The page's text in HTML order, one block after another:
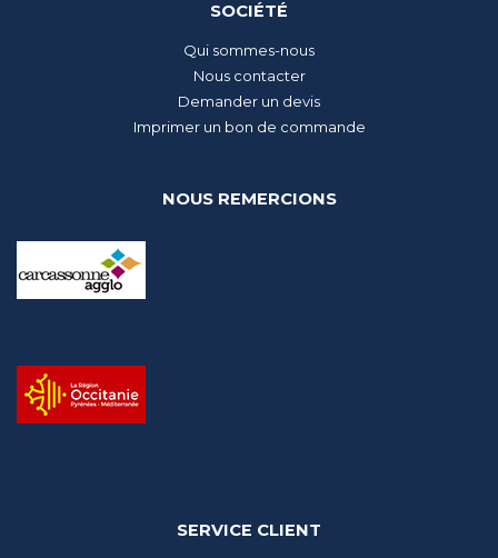
SOCIÉTÉ
Qui sommes-nous
Nous contacter
Demander un devis
Imprimer un bon de commande
NOUS REMERCIONS
SERVICE CLIENT